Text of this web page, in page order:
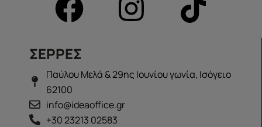
ΣΕΡΡΕΣ
Παύλου Μελά & 29ης Ιουνίου γωνία, Ισόγειο
62100
info@ideaoffice.gr
+30 23213 02583